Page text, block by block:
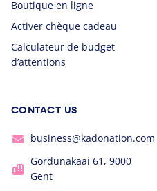
Boutique en ligne
Activer chèque cadeau
Calculateur de budget
d’attentions
CONTACT US
business@kadonation.com
Gordunakaai 61, 9000
Gent